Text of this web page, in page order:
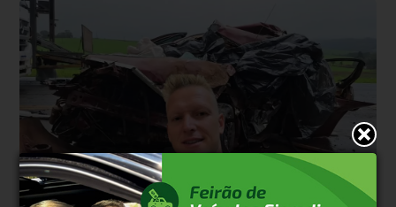
Trânsito Há 21 horas